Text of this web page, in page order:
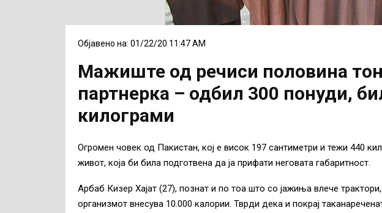
Објавено на: 01/22/20 11:47 AM
Mажиште од речиси половина
партнерка – одбил 300 понуди,
килограми
Огромен човек од Пакистан, кој е висок 197 сантиметри и тежи 440
живот, која би била подготвена да ја прифати неговата габаритност.
Арбаб Кизер Хајат (27), познат и по тоа што со јажиња влече
организмот внесува 10.000 калории. Тврди дека и покрај